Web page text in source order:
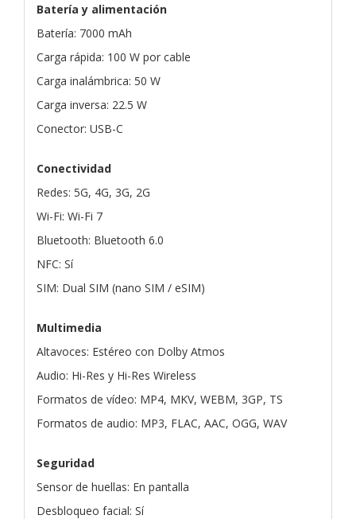
Batería y alimentación
Batería: 7000 mAh
Carga rápida: 100 W por cable
Carga inalámbrica: 50 W
Carga inversa: 22.5 W
Conector: USB-C
Conectividad
Redes: 5G, 4G, 3G, 2G
Wi-Fi: Wi-Fi 7
Bluetooth: Bluetooth 6.0
NFC: Sí
SIM: Dual SIM (nano SIM / eSIM)
Multimedia
Altavoces: Estéreo con Dolby Atmos
Audio: Hi-Res y Hi-Res Wireless
Formatos de vídeo: MP4, MKV, WEBM, 3GP, TS
Formatos de audio: MP3, FLAC, AAC, OGG, WAV
Seguridad
Sensor de huellas: En pantalla
Desbloqueo facial: Sí